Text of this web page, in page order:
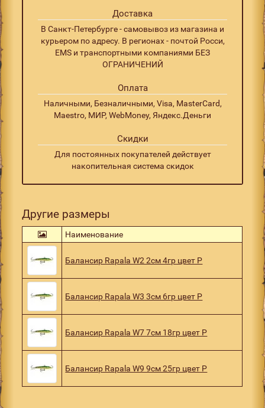
Доставка
В Санкт-Петербурге - самовывоз из магазина и
курьером по адресу. В регионах - почтой Росси,
EMS и транспортными компаниями БЕЗ
ОГРАНИЧЕНИЙ
Оплата
Наличными, Безналичными, Visa, MasterCard,
Maestro, МИР, WebMoney, Яндекс.Деньги
Скидки
Для постоянных покупателей действует
накопительная система скидок
Другие размеры
Наименование
Балансир Rapala W2 2см 4гр цвет P
Балансир Rapala W3 3см 6гр цвет P
Балансир Rapala W7 7см 18гр цвет P
Балансир Rapala W9 9см 25гр цвет P